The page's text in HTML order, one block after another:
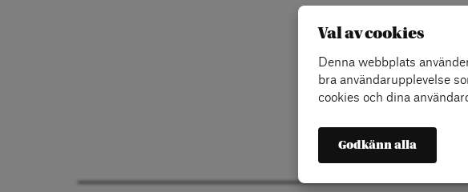
Val av cookies
Denna webbplats
bra användarupplevelse
cookies och dina
Godkänn alla